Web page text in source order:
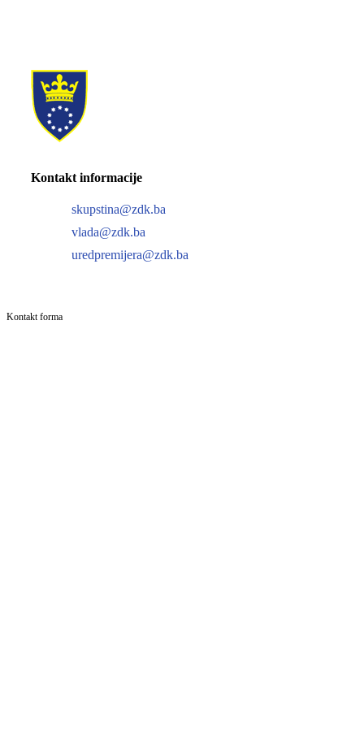
Kontakt informacije
skupstina@zdk.ba
vlada@zdk.ba
uredpremijera@zdk.ba
Kontakt forma